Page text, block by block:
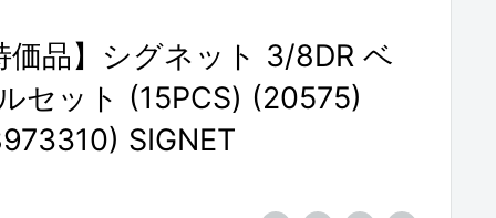
価品】シグネット 3/8DR ベ
セット (15PCS) (20575)
SIGNET